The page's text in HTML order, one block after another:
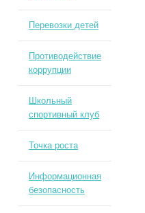
Перевозки детей
Противодействие
коррупции
Школьный
спортивный клуб
Точка роста
Информационная
безопасность